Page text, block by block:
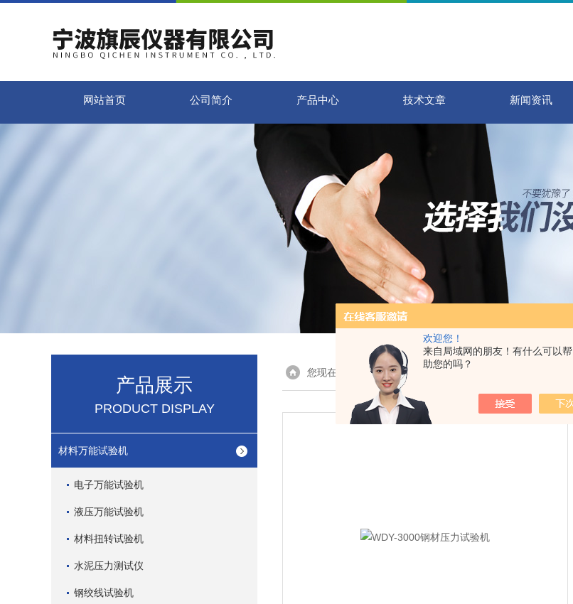
欢迎您！
来自局域网的朋友！有什么可以帮
助您的吗？
网站首页 公司简介 产品中心 技术文章 新闻资讯
产品展示
PRODUCT DISPLAY
材料万能试验机
电子万能试验机
液压万能试验机
材料扭转试验机
水泥压力测试仪
钢绞线试验机
您现在的位置：首页> 产品展示 > 材料万能试验机